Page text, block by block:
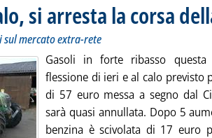
si arresta la corsa
sul mercato extra-rete
Gasoli in forte ribasso questa
flessione di ieri e al calo previsto
di 57 euro messa a segno dal
sarà quasi annullata. Dopo 5
benzina è scivolata di 17 euro